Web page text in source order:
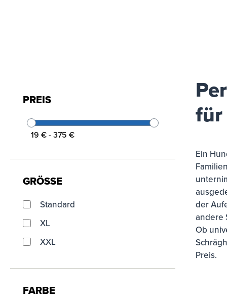
PREIS
19 € - 375 €
GRÖSSE
Standard
XL
XXL
FARBE
für
Ein
der
andere
Ob
Preis.